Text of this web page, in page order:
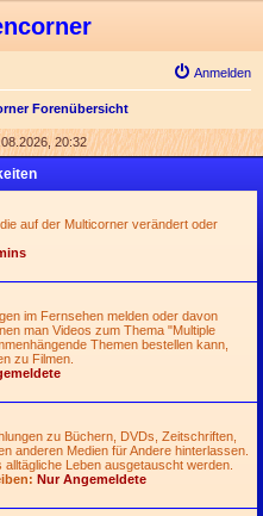
Anmelden
Forenübersicht
20:32
auf der Multicorner verändert oder
im Fernsehen melden oder davon
man Videos zum Thema "Multiple
Themen bestellen kann,
zu Filmen.
zu Büchern, DVDs, Zeitschriften,
anderen Medien für Andere hinterlassen.
Leben ausgetauscht werden.
Nur Angemeldete